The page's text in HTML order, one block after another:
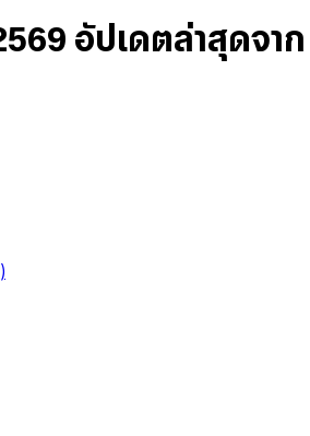
อัปเดตล่าสุดจาก
)